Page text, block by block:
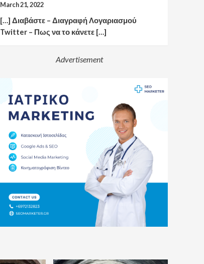
March 21, 2022
[…] Διαβάστε – Διαγραφή Λογαριασμού
Twitter – Πως να το κάνετε […]
Advertisement